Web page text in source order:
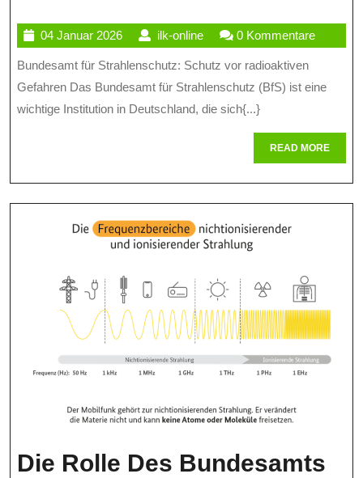
Strahlen:
Die
Rolle
Bundesamtes
Für
04 Januar 202604
Januar
2026
ilk-onlineilk-
online
0 Kommentare
Bundesamt für Strahlenschutz: Schutz vor radioaktiven
Gefahren Das Bundesamt für Strahlenschutz (BfS) ist eine
wichtige Institution in Deutschland, die sich{...}
READ MOREREAD
MORE
Die Rolle Des Bundesamts